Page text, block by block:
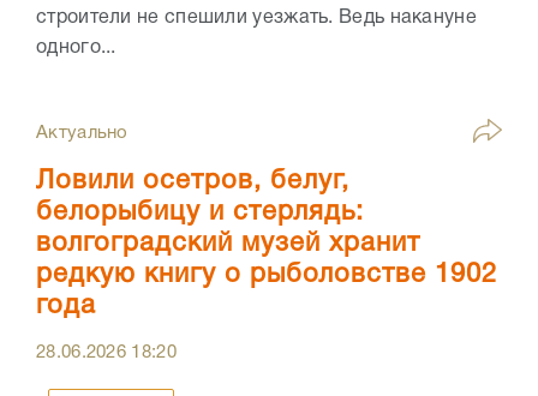
строители не спешили уезжать. Ведь накануне
одного...
Актуально
Ловили осетров, белуг,
белорыбицу и стерлядь:
волгоградский музей хранит
редкую книгу о рыболовстве 1902
года
28.06.2026 18:20